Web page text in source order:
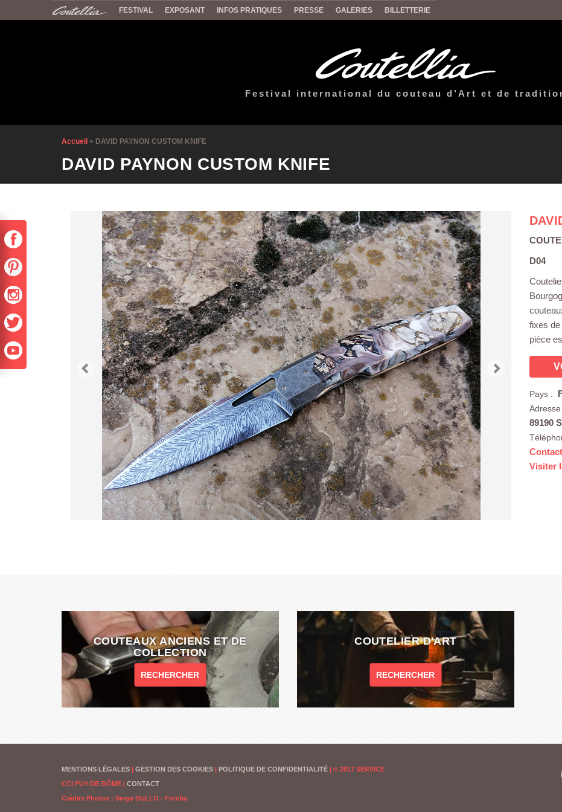
FESTIVAL EXPOSANT INFOS PRATIQUES PRESSE GALERIES BILLETTERIE
Festival international du couteau d’Art et de
Accueil » DAVID PAYNON CUSTOM KNIFE
DAVID PAYNON CUSTOM KNIFE
D04
fixes
pièce
Pays :
Adresse
89190
Visiter
COUTEAUX ANCIENS ET DE
COLLECTION
RECHERCHER
COUTELIER D'ART
RECHERCHER
MENTIONS LÉGALES | GESTION DES COOKIES | POLITIQUE DE CONFIDENTIALITÉ | © 2017 SERVICE
CCI PUY-DE-DÔME | CONTACT
Crédits Photos : Serge BULLO - Fotolia